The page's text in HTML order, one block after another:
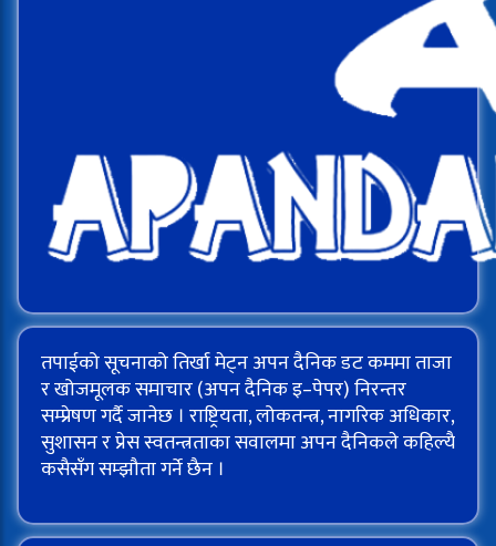
तपाईको सूचनाको तिर्खा मेट्न अपन दैनिक डट कममा ताजा
र खोजमूलक समाचार (अपन दैनिक इ–पेपर) निरन्तर
सम्प्रेषण गर्दै जानेछ । राष्ट्रियता, लोकतन्त्र, नागरिक अधिकार,
सुशासन र प्रेस स्वतन्त्रताका सवालमा अपन दैनिकले कहिल्यै
कसैसँग सम्झौता गर्ने छैन ।